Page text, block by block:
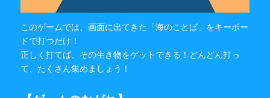
このゲームでは、画面に出てきた「海のことば」をキーボー
ドで打つだけ！
正しく打てば、その生き物をゲットできる！どんどん打っ
て、たくさん集めましょう！